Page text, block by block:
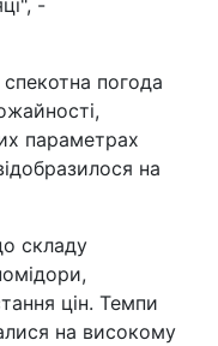
погода
параметрах
на
складу
цін. Темпи
на високому